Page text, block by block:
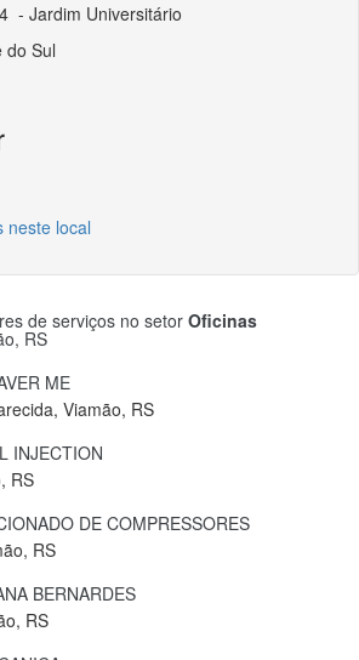
- Jardim Universitário
do Sul
neste local
de serviços no setor Oficinas
RS
ME
Viamão, RS
INJECTION
RS
DE COMPRESSORES
RS
BERNARDES
RS